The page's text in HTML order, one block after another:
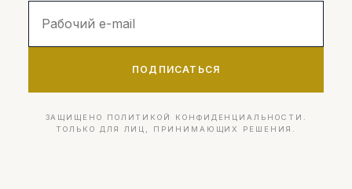
ПОДПИСАТЬСЯ
ЗАЩИЩЕНО ПОЛИТИКОЙ КОНФИДЕНЦИАЛЬНОСТИ.
ТОЛЬКО ДЛЯ ЛИЦ, ПРИНИМАЮЩИХ РЕШЕНИЯ.